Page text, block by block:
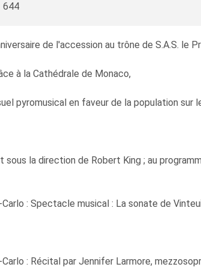
644
de l'accession au trône de S.A.S. le
à la Cathédrale de Monaco,
pyromusical en faveur de la population sur
sous la direction de Robert King ; au
: Spectacle musical : La sonate de
: Récital par Jennifer Larmore,